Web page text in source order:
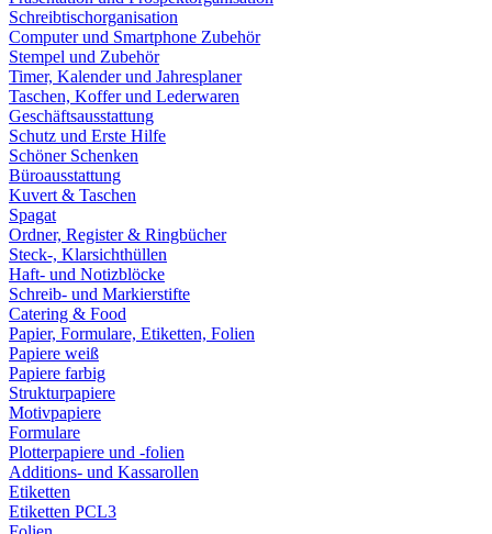
Schreibtischorganisation
Computer und Smartphone Zubehör
Stempel und Zubehör
Timer, Kalender und Jahresplaner
Taschen, Koffer und Lederwaren
Geschäftsausstattung
Schutz und Erste Hilfe
Schöner Schenken
Büroausstattung
Kuvert & Taschen
Spagat
Ordner, Register & Ringbücher
Steck-, Klarsichthüllen
Haft- und Notizblöcke
Schreib- und Markierstifte
Catering & Food
Papier, Formulare, Etiketten, Folien
Papiere weiß
Papiere farbig
Strukturpapiere
Motivpapiere
Formulare
Plotterpapiere und -folien
Additions- und Kassarollen
Etiketten
Etiketten PCL3